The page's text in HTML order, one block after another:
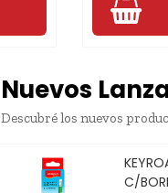
Nuevos
Descubré los nuevos